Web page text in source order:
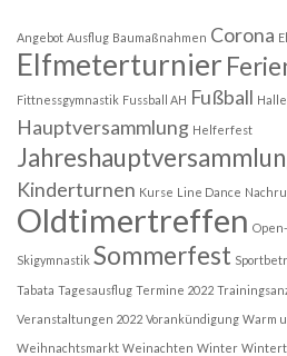
Angebot Ausflug Baumaßnahmen Corona
Elfmeterturnier
Fittnessgymnastik Fussball AH Fußball Halle
Hauptversammlung Helferfest
Kinderturnen Kurse Line Dance
Oldtimertreffen
Skigymnastik Sommerfest
Tabata Tagesausflug Termine 2022
Veranstaltungen 2022 Vorankündigung Warm
Weihnachtsmarkt Weinachten Winter